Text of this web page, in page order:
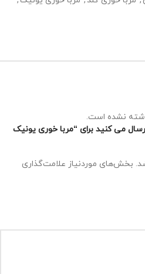
نشده است.
می کنید برای “مربا خوری یونیک
بخش‌های موردنیاز علامت‌گذاری